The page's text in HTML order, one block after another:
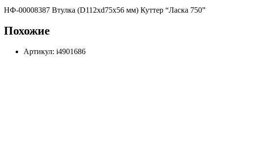
НФ-00008387 Втулка (D112хd75х56 мм) Куттер “Ласка 750”
Похожие
Артикул: i4901686